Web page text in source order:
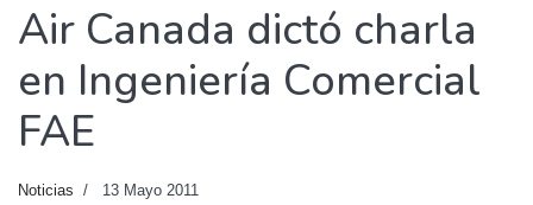
Air Canada dictó charla
en Ingeniería Comercial
FAE
Noticias 13 Mayo 2011